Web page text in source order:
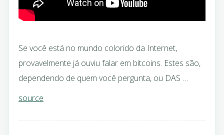
Se você está no mundo colorido da Internet,
provavelmente já ouviu falar em bitcoins. Estes são,
dependendo de quem você pergunta, ou DAS …
source